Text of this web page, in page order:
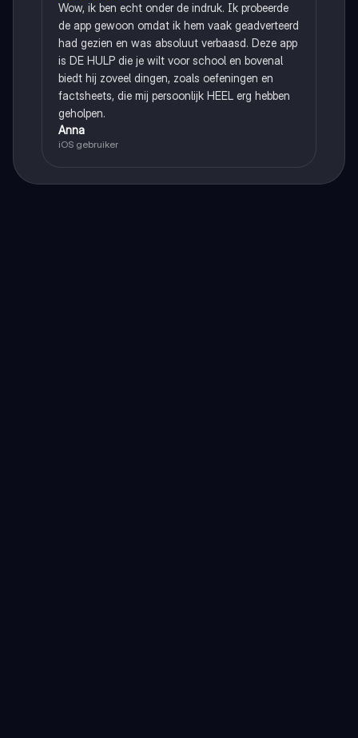
Wow, ik ben echt onder de indruk. Ik probeerde
de app gewoon omdat ik hem vaak geadverteerd
had gezien en was absoluut verbaasd. Deze app
is DE HULP die je wilt voor school en bovenal
biedt hij zoveel dingen, zoals oefeningen en
factsheets, die mij persoonlijk HEEL erg hebben
geholpen.
Anna
iOS gebruiker